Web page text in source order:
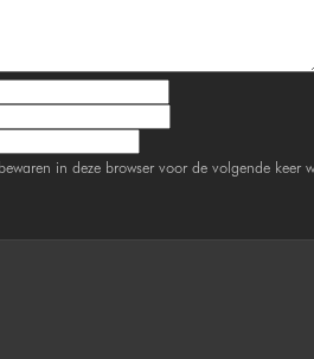
in deze browser voor de volgende keer